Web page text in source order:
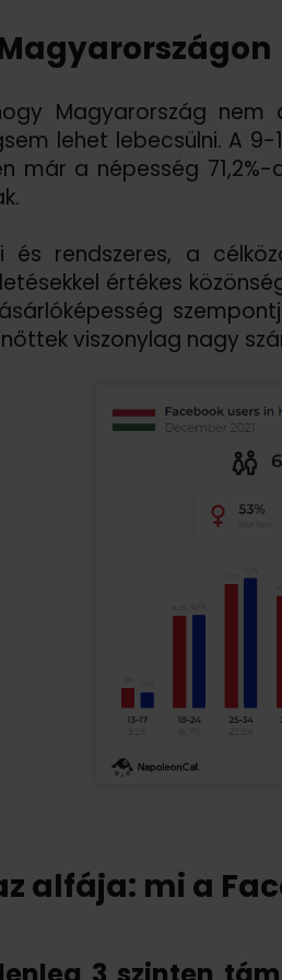
Magyarország
lehet lebecsülni. A
már a népesség
és rendszeres, a
értékes
viszonylag nagy
alfája: mi a